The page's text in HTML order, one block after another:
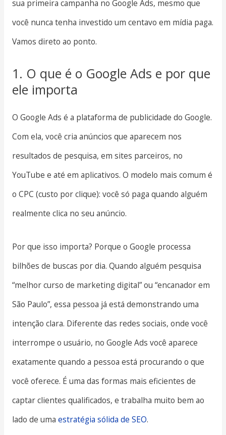
sua primeira campanha no Google Ads, mesmo que
você nunca tenha investido um centavo em mídia paga.
Vamos direto ao ponto.
1. O que é o Google Ads e por que
ele importa
O Google Ads é a plataforma de publicidade do Google.
Com ela, você cria anúncios que aparecem nos
resultados de pesquisa, em sites parceiros, no
YouTube e até em aplicativos. O modelo mais comum é
o CPC (custo por clique): você só paga quando alguém
realmente clica no seu anúncio.
Por que isso importa? Porque o Google processa
bilhões de buscas por dia. Quando alguém pesquisa
“melhor curso de marketing digital” ou “encanador em
São Paulo”, essa pessoa já está demonstrando uma
intenção clara. Diferente das redes sociais, onde você
interrompe o usuário, no Google Ads você aparece
exatamente quando a pessoa está procurando o que
você oferece. É uma das formas mais eficientes de
captar clientes qualificados, e trabalha muito bem ao
lado de uma estratégia sólida de SEO.